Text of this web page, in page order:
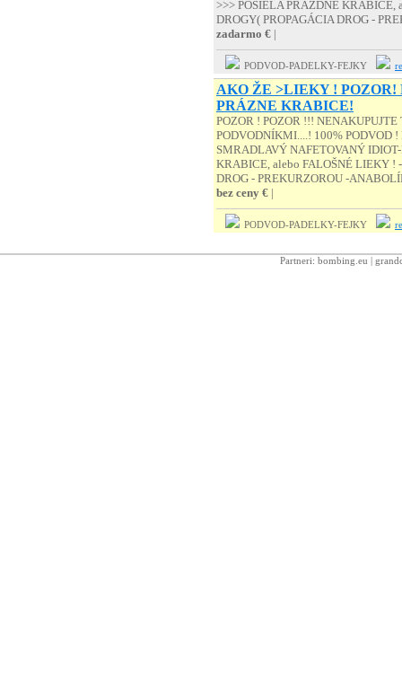
>>> POSIELA PRÁZDNE KRABICE,
DROGY( PROPAGÁCIA DROG -
zadarmo € |
PODVOD-PADELKY-FEJKY
AKO ŽE >LIEKY !
PRÁZNE KRABICE!
POZOR ! POZOR !!!
PODVODNÍKMI....! 100% PODVOD
SMRADLAVÝ NAFETOVANÝ
KRABICE, alebo FALOŠNÉ LIEKY !
DROG - PREKURZOROU -
bez ceny € |
PODVOD-PADELKY-FEJKY
Partneri: bombing.eu |